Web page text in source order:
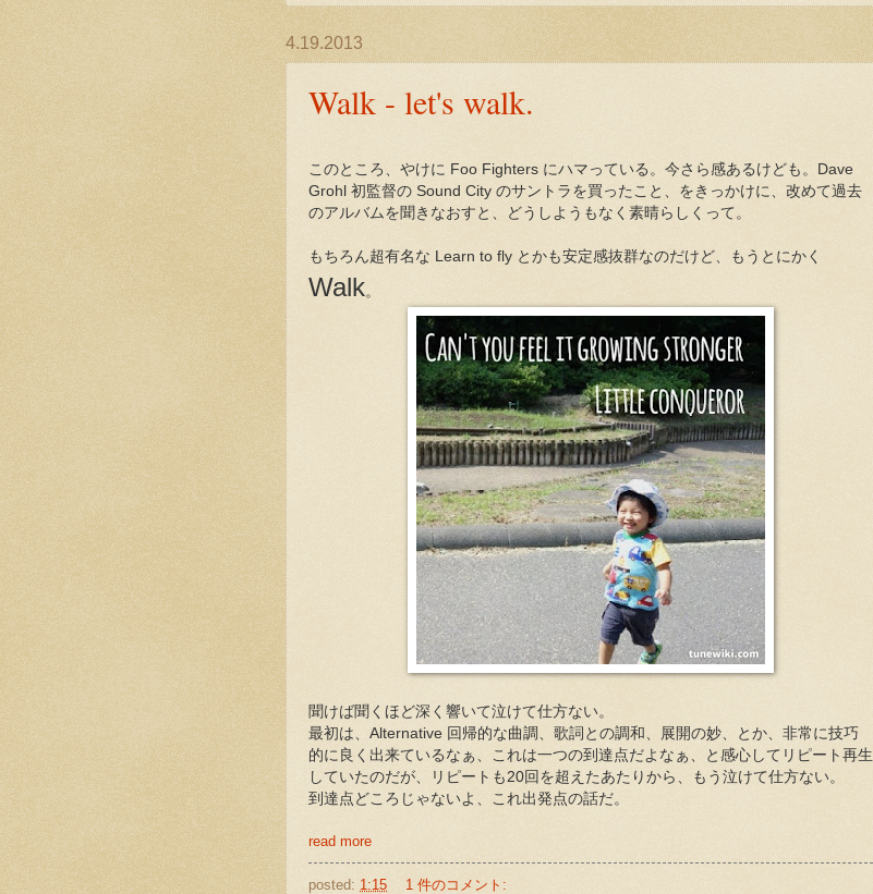
4.19.2013
Walk - let's walk.
このところ、やけに Foo Fighters にハマっている。今さら感あるけども。Dave
Grohl 初監督の Sound City のサントラを買ったこと、をきっかけに、改めて過去
のアルバムを聞きなおすと、どうしようもなく素晴らしくって。
もちろん超有名な Learn to fly とかも安定感抜群なのだけど、もうとにかく
Walk。
聞けば聞くほど深く響いて泣けて仕方ない。
最初は、Alternative 回帰的な曲調、歌詞との調和、展開の妙、とか、非常に技巧
的に良く出来ているなぁ、これは一つの到達点だよなぁ、と感心してリピート再生
していたのだが、リピートも20回を超えたあたりから、もう泣けて仕方ない。
到達点どころじゃないよ、これ出発点の話だ。
read more
posted: 1:15
1 件のコメント: